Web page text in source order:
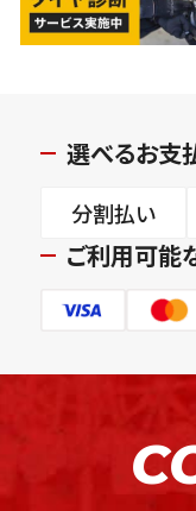
選べるお支
分割払い
ご利用可能